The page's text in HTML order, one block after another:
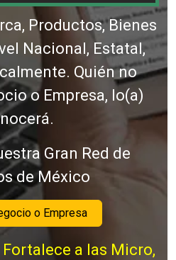
Productos, Bienes
Nacional, Estatal,
Quién no
o Empresa, lo(a)
Gran Red de
de México
o Empresa
a las Micro,